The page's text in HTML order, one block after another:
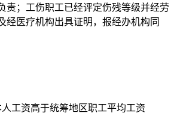
责；工伤职工已经评定伤残等级并经劳
经医疗机构出具证明，报经办机构同
工资高于统筹地区职工平均工资